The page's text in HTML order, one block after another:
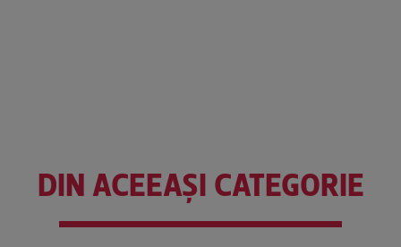
DIN ACEEAȘI CATEGORIE